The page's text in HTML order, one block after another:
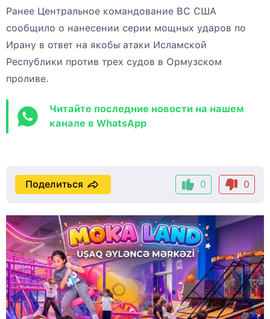
Ранее Центральное командование ВС США
сообщило о нанесении серии мощных ударов по
Ирану в ответ на якобы атаки Исламской
Республики против трех судов в Ормузском
проливе.
Читайте последние новости на нашем
канале в WhatsApp
0 0
Поделиться